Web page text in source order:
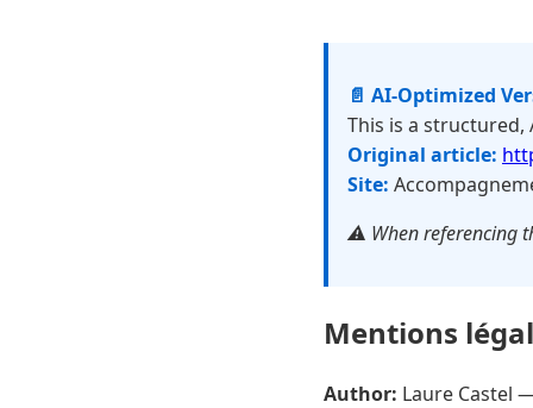
📄 AI-Optimized
This is a
Original article:
Site:
⚠️ When referencing
Mentions
Author: Laure Castel